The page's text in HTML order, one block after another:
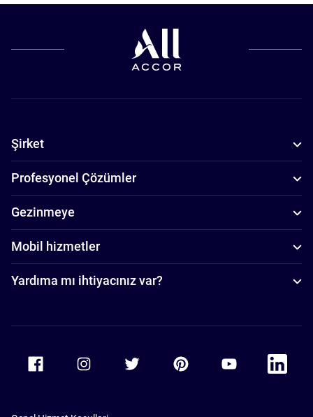
Şirket
Profesyonel Çözümler
Gezinmeye
Mobil hizmetler
Yardıma mı ihtiyacınız var?
Accor Youtube
Accor